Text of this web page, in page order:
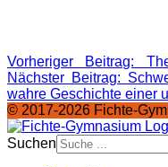
Vorheriger Beitrag:
Nächster Beitrag:
wahre Geschichte einer
© 2017-2026 Fichte-
Suchen